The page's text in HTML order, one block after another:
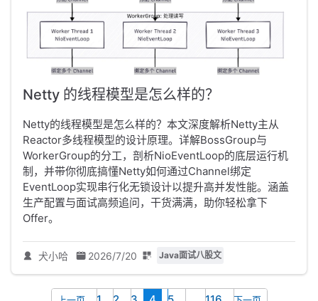
Netty 的线程模型是怎么样的？
Netty的线程模型是怎么样的？本文深度解析Netty主从
Reactor多线程模型的设计原理。详解BossGroup与
WorkerGroup的分工，剖析NioEventLoop的底层运行机
制，并带你彻底搞懂Netty如何通过Channel绑定
EventLoop实现串行化无锁设计以提升高并发性能。涵盖
生产配置与面试高频追问，干货满满，助你轻松拿下
Offer。
犬小哈 2026/7/20 Java面试八股文